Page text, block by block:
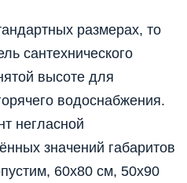
размерах, то
сантехнического
высоте для
водоснабжения.
негласной
значений габаритов
60х80 см, 50х90